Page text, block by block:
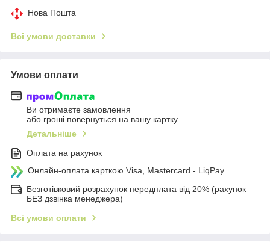
Нова Пошта
Всі умови доставки
Умови оплати
Ви отримаєте замовлення
або гроші повернуться на вашу картку
Детальніше
Оплата на рахунок
Онлайн-оплата карткою Visa, Mastercard - LiqPay
Безготівковий розрахунок передплата від 20% (рахунок
БЕЗ дзвінка менеджера)
Всі умови оплати